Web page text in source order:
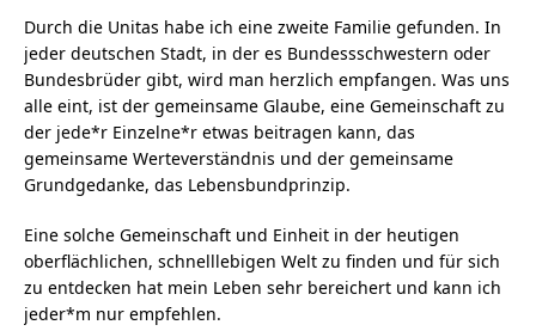
Durch die Unitas habe ich eine zweite Familie gefunden. In
jeder deutschen Stadt, in der es Bundessschwestern oder
Bundesbrüder gibt, wird man herzlich empfangen. Was uns
alle eint, ist der gemeinsame Glaube, eine Gemeinschaft zu
der jede*r Einzelne*r etwas beitragen kann, das
gemeinsame Werteverständnis und der gemeinsame
Grundgedanke, das Lebensbundprinzip.
Eine solche Gemeinschaft und Einheit in der heutigen
oberflächlichen, schnelllebigen Welt zu finden und für sich
zu entdecken hat mein Leben sehr bereichert und kann ich
jeder*m nur empfehlen.